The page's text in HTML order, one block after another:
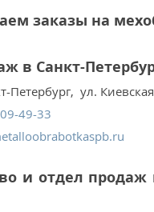
на заказ
заказы на
в Санкт-
Петербург, ул.
49-33
и отдел